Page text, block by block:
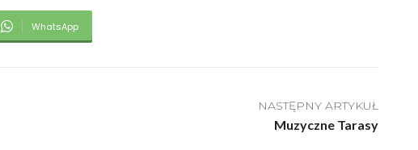
WhatsApp
NASTĘPNY ARTYKUŁ
Muzyczne Tarasy